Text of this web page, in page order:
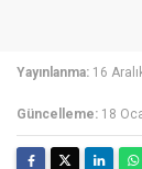
Yayınlanma: 16
Güncelleme: 18